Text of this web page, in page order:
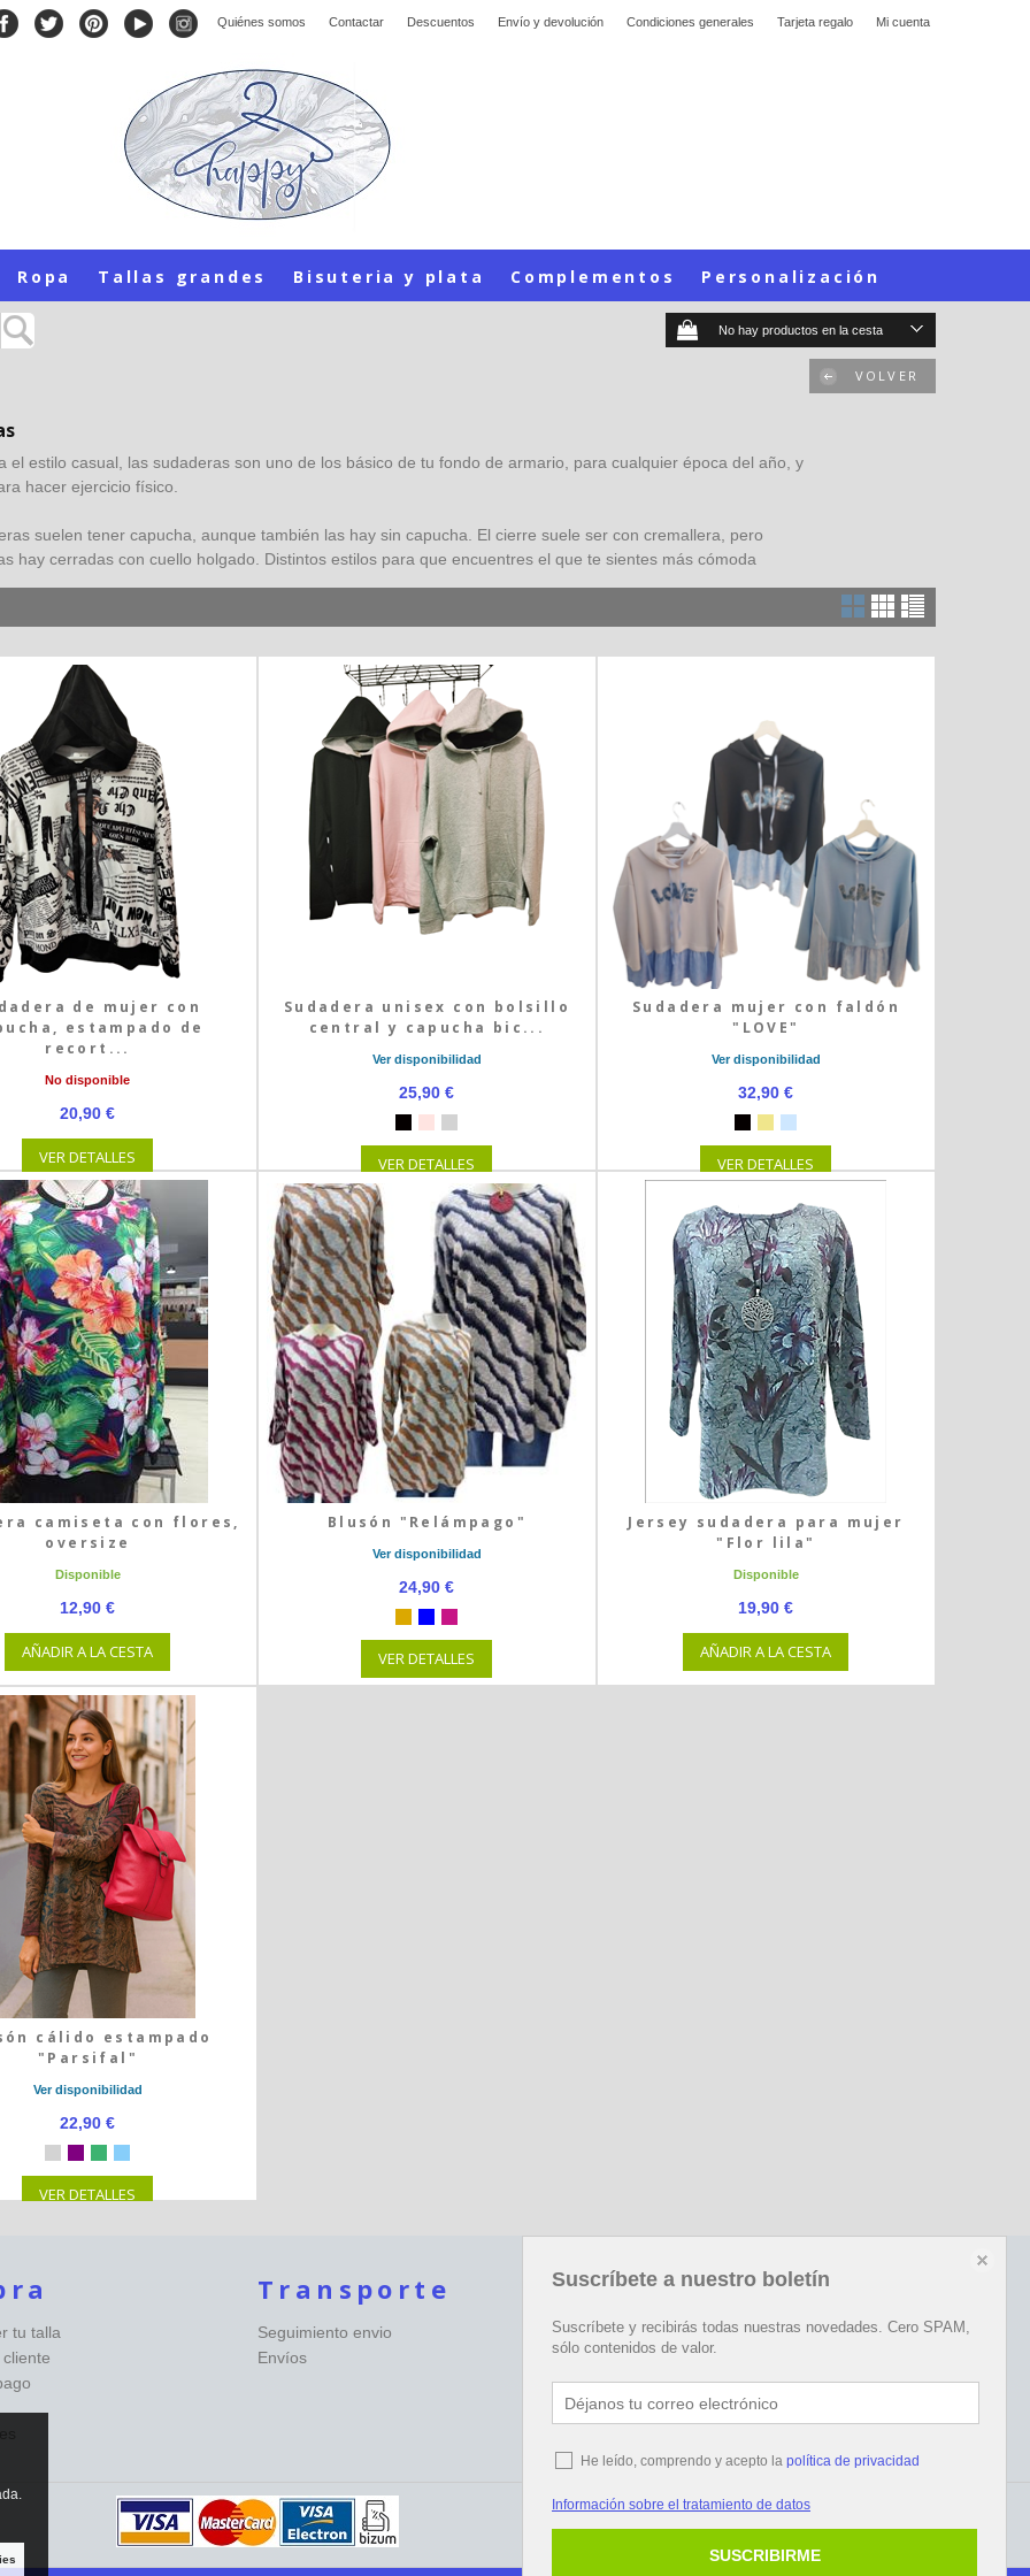
Quiénes somos Contactar Descuentos Envío y devolución Condiciones generales Tarjeta regalo Mi cuenta
Ropa Tallas grandes Bisuteria y plata Complementos Personalización
No hay productos en la cesta
VOLVER
el estilo casual, las sudaderas son uno de los básico de tu fondo de armario, para cualquier época del año, y
hacer ejercicio físico.
suelen tener capucha, aunque también las hay sin capucha. El cierre suele ser con cremallera, pero
hay cerradas con cuello holgado. Distintos estilos para que encuentres el que te sientes más cómoda
de mujer con
estampado de
recort...
No disponible
20,90 €
VER DETALLES
Sudadera unisex con bolsillo
central y capucha bic...
Ver disponibilidad
25,90 €
VER DETALLES
Sudadera mujer con faldón
"LOVE"
Ver disponibilidad
32,90 €
VER DETALLES
camiseta con flores,
oversize
Disponible
12,90 €
AÑADIR A LA CESTA
Blusón "Relámpago"
Ver disponibilidad
24,90 €
VER DETALLES
Jersey sudadera para mujer
"Flor lila"
Disponible
19,90 €
AÑADIR A LA CESTA
cálido estampado
"Parsifal"
Ver disponibilidad
22,90 €
VER DETALLES
tu talla
Transporte
Seguimiento envio
Envíos
Redes sociales
Happy
Suscríbete a nuestro boletín
Suscríbete y recibirás todas nuestras novedades. Cero SPAM,
sólo contenidos de valor.
He leído, comprendo y acepto la política de privacidad
Información sobre el tratamiento de datos
SUSCRIBIRME